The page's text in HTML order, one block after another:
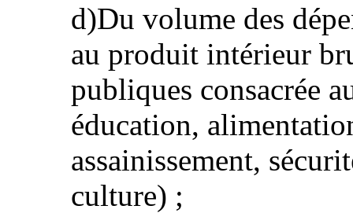
d)Du volume des
au produit intérieur
publiques consacrée
éducation,
assainissement,
culture) ;